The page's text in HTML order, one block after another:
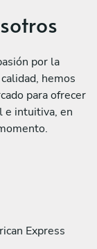
por la
hemos
para ofrecer
e intuitiva, en